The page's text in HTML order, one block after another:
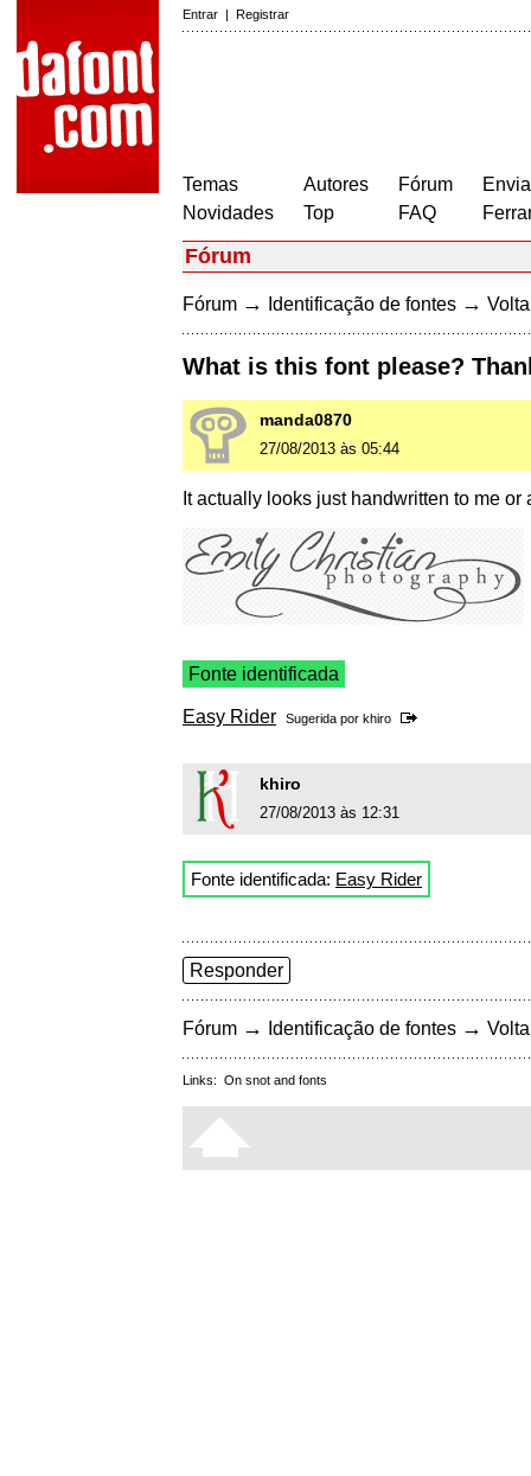
Entrar | Registrar
Temas
Novidades
Autores
Top
Fórum
FAQ
Fórum
Fórum → Identificação de fontes →
What is this font please?
manda0870
27/08/2013 às 05:44
It actually looks just handwritten to me
Fonte identificada
Easy Rider Sugerida por khiro
khiro
27/08/2013 às 12:31
Fonte identificada: Easy Rider
Responder
Fórum → Identificação de fontes →
Links: On snot and fonts